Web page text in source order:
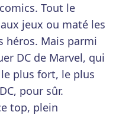
Tout le
jeux ou maté les
héros. Mais parmi
DC de Marvel, qui
plus fort, le plus
pour sûr.
top, plein